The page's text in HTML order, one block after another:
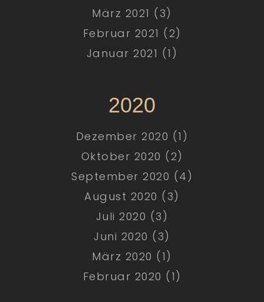
März 2021 (3)
Februar 2021 (2)
Januar 2021 (1)
2020
Dezember 2020 (1)
Oktober 2020 (2)
September 2020 (4)
August 2020 (3)
Juli 2020 (3)
Juni 2020 (3)
März 2020 (1)
Februar 2020 (1)